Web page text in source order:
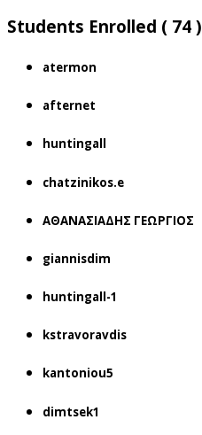
Students Enrolled ( 74 )
atermon
afternet
huntingall
chatzinikos.e
ΑΘΑΝΑΣΙΑΔΗΣ ΓΕΩΡΓΙΟΣ
giannisdim
huntingall-1
kstravoravdis
kantoniou5
dimtsek1